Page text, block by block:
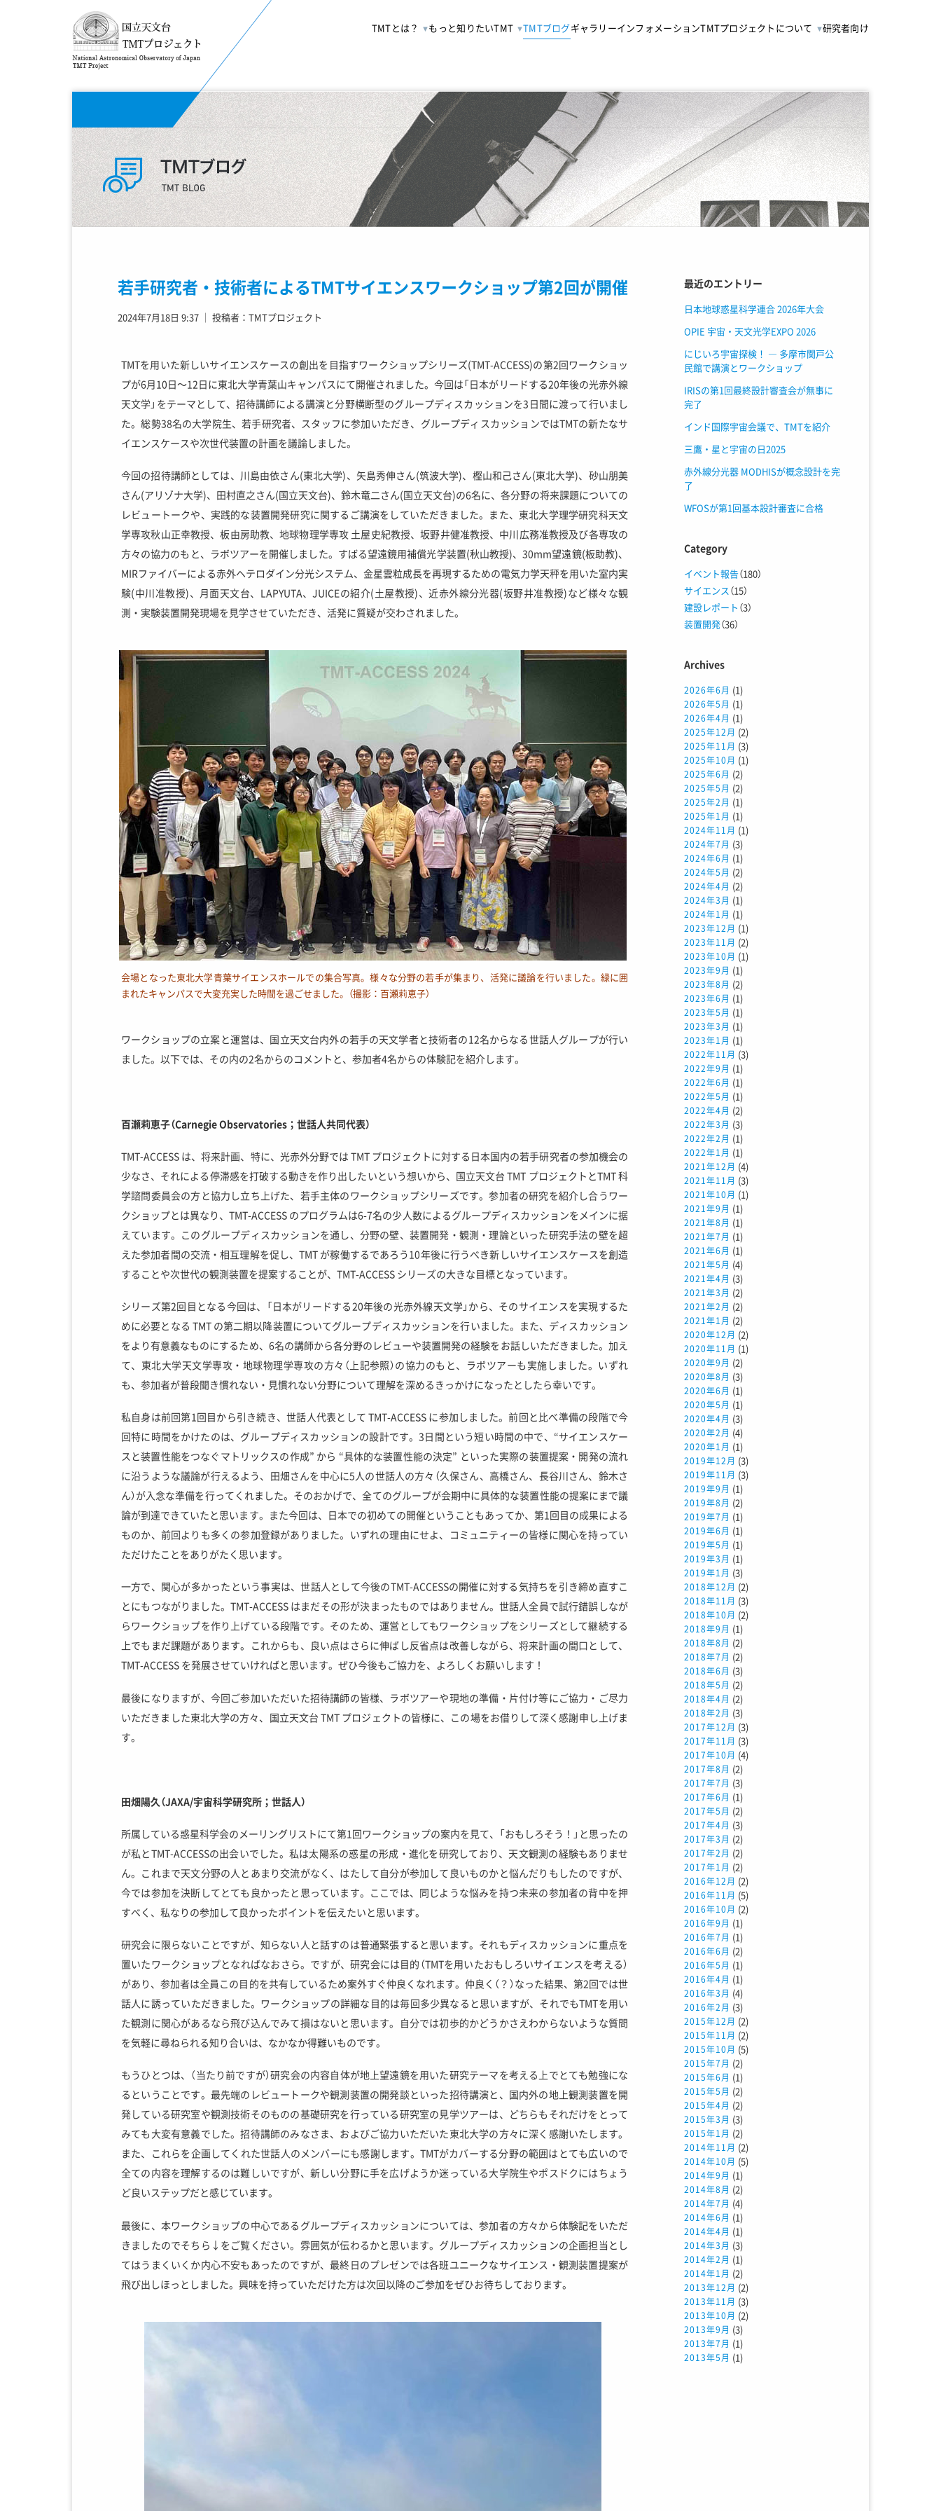
TMTとは？ もっと知りたいTMT TMTブログギャラリーインフォメーションTMTプロジェクトについて 研究者向け
若手研究者・技術者によるTMTサイエンスワークショップ第2回が開催
2024年7月18日 9:37 │ 投稿者：TMTプロジェクト
TMTを用いた新しいサイエンスケースの創出を目指すワークショップシリーズ(TMT-ACCESS)の第2回ワークショッ
プが6月10日～12日に東北大学青葉山キャンパスにて開催されました。今回は「日本がリードする20年後の光赤外線
天文学」をテーマとして、招待講師による講演と分野横断型のグループディスカッションを3日間に渡って行いまし
た。総勢38名の大学院生、若手研究者、スタッフに参加いただき、グループディスカッションではTMTの新たなサ
イエンスケースや次世代装置の計画を議論しました。
今回の招待講師としては、川島由依さん(東北大学)、矢島秀伸さん(筑波大学)、樫山和己さん(東北大学)、砂山朋美
さん(アリゾナ大学)、田村直之さん(国立天文台)、鈴木竜二さん(国立天文台)の6名に、各分野の将来課題についての
レビュートークや、実践的な装置開発研究に関するご講演をしていただきました。また、東北大学理学研究科天文
学専攻秋山正幸教授、板由房助教、地球物理学専攻 土屋史紀教授、坂野井健准教授、中川広務准教授及び各専攻の
方々の協力のもと、ラボツアーを開催しました。すばる望遠鏡用補償光学装置(秋山教授)、30mm望遠鏡(板助教)、
MIRファイバーによる赤外ヘテロダイン分光システム、金星雲粒成長を再現するための電気力学天秤を用いた室内実
験(中川准教授)、月面天文台、LAPYUTA、JUICEの紹介(土屋教授)、近赤外線分光器(坂野井准教授)など様々な観
測・実験装置開発現場を見学させていただき、活発に質疑が交わされました。
会場となった東北大学青葉サイエンスホールでの集合写真。様々な分野の若手が集まり、活発に議論を行いました。緑に囲
まれたキャンパスで大変充実した時間を過ごせました。（撮影：百瀬莉恵子）
ワークショップの立案と運営は、国立天文台内外の若手の天文学者と技術者の12名からなる世話人グループが行い
ました。以下では、その内の2名からのコメントと、参加者4名からの体験記を紹介します。
百瀬莉恵子（Carnegie Observatories； 世話人共同代表）
TMT-ACCESS は、将来計画、特に、光赤外分野では TMT プロジェクトに対する日本国内の若手研究者の参加機会の
少なさ、それによる停滞感を打破する動きを作り出したいという想いから、国立天文台 TMT プロジェクトとTMT 科
学諮問委員会の方と協力し立ち上げた、若手主体のワークショップシリーズです。参加者の研究を紹介し合うワー
クショップとは異なり、TMT-ACCESS のプログラムは6-7名の少人数によるグループディスカッションをメインに据
えています。このグループディスカッションを通し、分野の壁、装置開発・観測・理論といった研究手法の壁を超
えた参加者間の交流・相互理解を促し、TMT が稼働するであろう10年後に行うべき新しいサイエンスケースを創造
することや次世代の観測装置を提案することが、TMT-ACCESS シリーズの大きな目標となっています。
シリーズ第2回目となる今回は、「日本がリードする20年後の光赤外線天文学」から、そのサイエンスを実現するた
めに必要となる TMT の第二期以降装置についてグループディスカッションを行いました。また、ディスカッション
をより有意義なものにするため、6名の講師から各分野のレビューや装置開発の経験をお話しいただきました。加え
て、東北大学天文学専攻・地球物理学専攻の方々（上記参照）の協力のもと、ラボツアーも実施しました。いずれ
も、参加者が普段聞き慣れない・見慣れない分野について理解を深めるきっかけになったとしたら幸いです。
私自身は前回第1回目から引き続き、世話人代表として TMT-ACCESS に参加しました。前回と比べ準備の段階で今
回特に時間をかけたのは、グループディスカッションの設計です。3日間という短い時間の中で、“サイエンスケー
スと装置性能をつなぐマトリックスの作成” から “具体的な装置性能の決定” といった実際の装置提案・開発の流れ
に沿うような議論が行えるよう、田畑さんを中心に5人の世話人の方々（久保さん、高橋さん、長谷川さん、鈴木さ
ん）が入念な準備を行ってくれました。そのおかげで、全てのグループが会期中に具体的な装置性能の提案にまで議
論が到達できていたと思います。また今回は、日本での初めての開催ということもあってか、第1回目の成果による
ものか、前回よりも多くの参加登録がありました。いずれの理由にせよ、コミュニティーの皆様に関心を持ってい
ただけたことをありがたく思います。
一方で、関心が多かったという事実は、世話人として今後のTMT-ACCESSの開催に対する気持ちを引き締め直すこ
とにもつながりました。TMT-ACCESS はまだその形が決まったものではありません。世話人全員で試行錯誤しなが
らワークショップを作り上げている段階です。そのため、運営としてもワークショップをシリーズとして継続する
上でもまだ課題があります。これからも、良い点はさらに伸ばし反省点は改善しながら、将来計画の間口として、
TMT-ACCESS を発展させていければと思います。ぜひ今後もご協力を、よろしくお願いします！
最後になりますが、今回ご参加いただいた招待講師の皆様、ラボツアーや現地の準備・片付け等にご協力・ご尽力
いただきました東北大学の方々、国立天文台 TMT プロジェクトの皆様に、この場をお借りして深く感謝申し上げま
す。
田畑陽久（JAXA/宇宙科学研究所；世話人）
所属している惑星科学会のメーリングリストにて第1回ワークショップの案内を見て、「おもしろそう！」と思ったの
が私とTMT-ACCESSの出会いでした。私は太陽系の惑星の形成・進化を研究しており、天文観測の経験もありませ
ん。これまで天文分野の人とあまり交流がなく、はたして自分が参加して良いものかと悩んだりもしたのですが、
今では参加を決断してとても良かったと思っています。ここでは、同じような悩みを持つ未来の参加者の背中を押
すべく、私なりの参加して良かったポイントを伝えたいと思います。
研究会に限らないことですが、知らない人と話すのは普通緊張すると思います。それもディスカッションに重点を
置いたワークショップとなればなおさら。ですが、研究会には目的（TMTを用いたおもしろいサイエンスを考える）
があり、参加者は全員この目的を共有しているため案外すぐ仲良くなれます。仲良く（？）なった結果、第2回では世
話人に誘っていただきました。ワークショップの詳細な目的は毎回多少異なると思いますが、それでもTMTを用い
た観測に関心があるなら飛び込んでみて損はないと思います。自分では初歩的かどうかさえわからないような質問
を気軽に尋ねられる知り合いは、なかなか得難いものです。
もうひとつは、（当たり前ですが）研究会の内容自体が地上望遠鏡を用いた研究テーマを考える上でとても勉強にな
るということです。最先端のレビュートークや観測装置の開発談といった招待講演と、国内外の地上観測装置を開
発している研究室や観測技術そのものの基礎研究を行っている研究室の見学ツアーは、どちらもそれだけをとって
みても大変有意義でした。招待講師のみなさま、およびご協力いただいた東北大学の方々に深く感謝いたします。
また、これらを企画してくれた世話人のメンバーにも感謝します。TMTがカバーする分野の範囲はとても広いので
全ての内容を理解するのは難しいですが、新しい分野に手を広げようか迷っている大学院生やポスドクにはちょう
ど良いステップだと感じています。
最後に、本ワークショップの中心であるグループディスカッションについては、参加者の方々から体験記をいただ
きましたのでそちら↓をご覧ください。雰囲気が伝わるかと思います。グループディスカッションの企画担当とし
てはうまくいくか内心不安もあったのですが、最終日のプレゼンでは各班ユニークなサイエンス・観測装置提案が
飛び出しほっとしました。興味を持っていただけた方は次回以降のご参加をぜひお待ちしております。
最近のエントリー
日本地球惑星科学連合 2026年大会
OPIE 宇宙・天文光学EXPO 2026
にじいろ宇宙探検！ ― 多摩市関戸公
民館で講演とワークショップ
IRISの第1回最終設計審査会が無事に
完了
インド国際宇宙会議で、TMTを紹介
三鷹・星と宇宙の日2025
赤外線分光器 MODHISが概念設計を完
了
WFOSが第1回基本設計審査に合格
Category
イベント報告（180）
サイエンス （15）
建設レポート （3）
装置開発（36）
Archives
2026年6月 (1)
2026年5月 (1)
2026年4月 (1)
2025年12月 (2)
2025年11月 (3)
2025年10月 (1)
2025年6月 (2)
2025年5月 (2)
2025年2月 (1)
2025年1月 (1)
2024年11月 (1)
2024年7月 (3)
2024年6月 (1)
2024年5月 (2)
2024年4月 (2)
2024年3月 (1)
2024年1月 (1)
2023年12月 (1)
2023年11月 (2)
2023年10月 (1)
2023年9月 (1)
2023年8月 (2)
2023年6月 (1)
2023年5月 (1)
2023年3月 (1)
2023年1月 (1)
2022年11月 (3)
2022年9月 (1)
2022年6月 (1)
2022年5月 (1)
2022年4月 (2)
2022年3月 (3)
2022年2月 (1)
2022年1月 (1)
2021年12月 (4)
2021年11月 (3)
2021年10月 (1)
2021年9月 (1)
2021年8月 (1)
2021年7月 (1)
2021年6月 (1)
2021年5月 (4)
2021年4月 (3)
2021年3月 (2)
2021年2月 (2)
2021年1月 (2)
2020年12月 (2)
2020年11月 (1)
2020年9月 (2)
2020年8月 (3)
2020年6月 (1)
2020年5月 (1)
2020年4月 (3)
2020年2月 (4)
2020年1月 (1)
2019年12月 (3)
2019年11月 (3)
2019年9月 (1)
2019年8月 (2)
2019年7月 (1)
2019年6月 (1)
2019年5月 (1)
2019年3月 (1)
2019年1月 (3)
2018年12月 (2)
2018年11月 (3)
2018年10月 (2)
2018年9月 (1)
2018年8月 (2)
2018年7月 (2)
2018年6月 (3)
2018年5月 (2)
2018年4月 (2)
2018年2月 (3)
2017年12月 (3)
2017年11月 (3)
2017年10月 (4)
2017年8月 (2)
2017年7月 (3)
2017年6月 (1)
2017年5月 (2)
2017年4月 (3)
2017年3月 (2)
2017年2月 (2)
2017年1月 (2)
2016年12月 (2)
2016年11月 (5)
2016年10月 (2)
2016年9月 (1)
2016年7月 (1)
2016年6月 (2)
2016年5月 (1)
2016年4月 (1)
2016年3月 (4)
2016年2月 (3)
2015年12月 (2)
2015年11月 (2)
2015年10月 (5)
2015年7月 (2)
2015年6月 (1)
2015年5月 (2)
2015年4月 (2)
2015年3月 (3)
2015年1月 (2)
2014年11月 (2)
2014年10月 (5)
2014年9月 (1)
2014年8月 (2)
2014年7月 (4)
2014年6月 (1)
2014年4月 (1)
2014年3月 (3)
2014年2月 (1)
2014年1月 (2)
2013年12月 (2)
2013年11月 (3)
2013年10月 (2)
2013年9月 (3)
2013年7月 (1)
2013年5月 (1)